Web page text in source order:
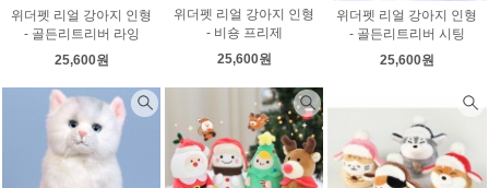
위더펫 리얼 강아지 인형
- 골든리트리버 라잉
25,600원
위더펫 리얼 강아지 인형
- 비숑 프리제
25,600원
위더펫 리얼 강아지 인형
- 골든리트리버 시팅
25,600원